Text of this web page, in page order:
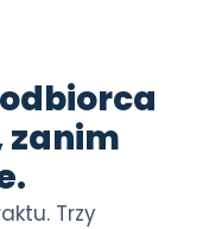
zanim
Trzy